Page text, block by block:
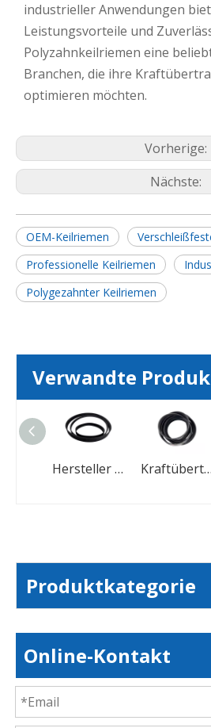
industrieller Anwendungen
Leistungsvorteile und
Polyzahnkeilriemen eine
Branchen, die ihre
optimieren möchten.
Vorherige:
Nächste:
OEM-Keilriemen
Professionelle Keilriemen
Polygezahnter Keilriemen
Verwandte
Hersteller von Poly-V-Riemen mit V-Rippen-Antriebsriemen Kraftübertragungs-Poly-V-Zahnriemen aus Gummi für die Automobilindustrie
Produktkategorie
Online-Kontakt